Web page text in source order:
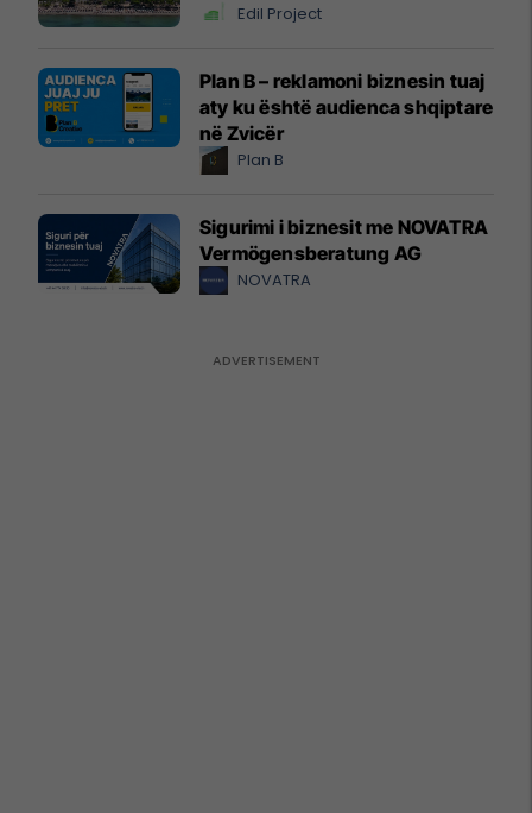
Edil Project
Plan B – reklamoni biznesin tuaj
aty ku është audienca shqiptare
në Zvicër
Plan B
Sigurimi i biznesit me NOVATRA
Vermögensberatung AG
NOVATRA